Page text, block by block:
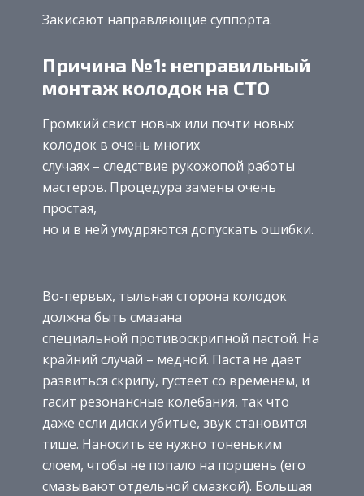
Закисают направляющие суппорта.
Причина №1: неправильный
монтаж колодок на СТО
Громкий свист новых или почти новых
колодок в очень многих
случаях – следствие рукожопой работы
мастеров. Процедура замены очень
простая,
но и в ней умудряются допускать ошибки.
Во-первых, тыльная сторона колодок
должна быть смазана
специальной противоскрипной пастой. На
крайний случай – медной. Паста не дает
развиться скрипу, густеет со временем, и
гасит резонансные колебания, так что
даже если диски убитые, звук становится
тише. Наносить ее нужно тоненьким
слоем, чтобы не попало на поршень (его
смазывают отдельной смазкой). Большая